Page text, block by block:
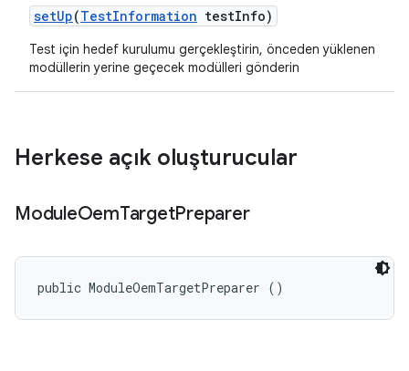
setUp(TestInformation testInfo)
Test için hedef kurulumu gerçekleştirin, önceden yüklenen
modüllerin yerine geçecek modülleri gönderin
Herkese açık oluşturucular
ModuleOemTargetPreparer
public ModuleOemTargetPreparer ()